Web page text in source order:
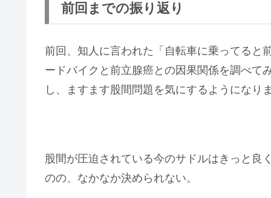
前回までの振り返り
前回、知人に言われた「自転車に乗ってると
ードバイクと前立腺癌との因果関係を調べて
し、ますます股間問題を気にするようになり
股間が圧迫されている今のサドルはきっと良
のの、なかなか決められない。